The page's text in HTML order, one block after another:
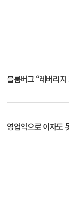
블룸버그 “레버리
영업익으로 이자도